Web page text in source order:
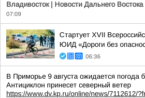
Владивосток | Новости Дальнего Востока
07:09
Стартует XVII
ЮИД «Дороги без
06:36
В Приморье 9 августа ожидается погода
Антициклон принесет северный ветер
https://www.dv.kp.ru/online/news/7112612/